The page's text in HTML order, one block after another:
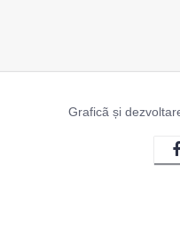
Graficã și